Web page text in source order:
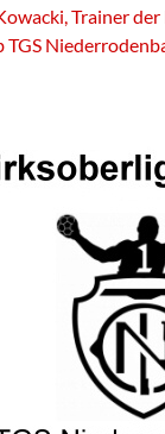
Trainer
TGS